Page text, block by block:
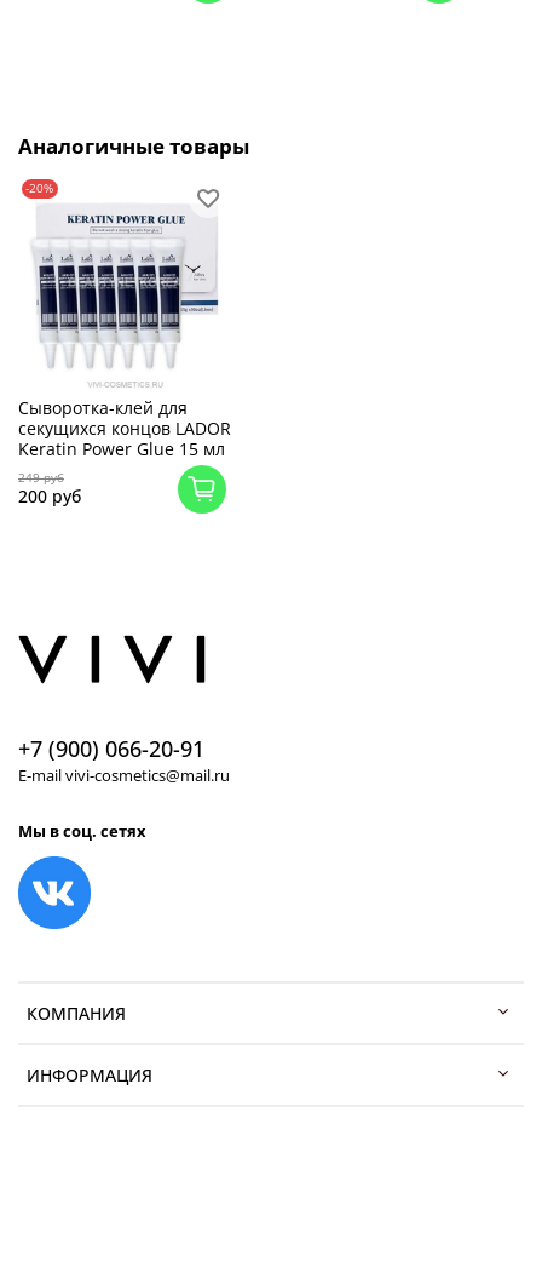
Аналогичные товары
-20%
Cыворотка-клей для
секущихся концов LADOR
Keratin Power Glue 15 мл
249 руб
200 руб
КОМПАНИЯ
ИНФОРМАЦИЯ
+7 (900) 066-20-91
E-mail vivi-cosmetics@mail.ru
Мы в соц. сетях